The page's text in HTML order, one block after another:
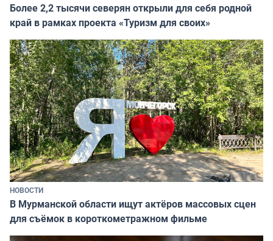
Более 2,2 тысячи северян открыли для себя родной
край в рамках проекта «Туризм для своих»
НОВОСТИ
В Мурманской области ищут актёров массовых сцен
для съёмок в короткометражном фильме